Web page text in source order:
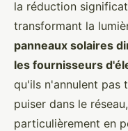
la réduction
transformant la
panneaux solaires
les fournisseurs
qu'ils n'annulent pas
puiser dans le
particulièrement en